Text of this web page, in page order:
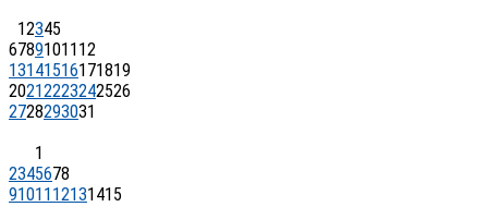
12345
67891011 12
13141516171819
20212223242526
2728293031
1
2345678
91011 12131415